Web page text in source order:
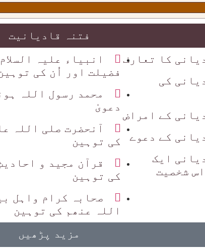
فتنہ قادیانیت
کا تعارف
کی
کے امراض
کے دعوے
ایک
شخصیت
انبیاء علیہ
فضیلت اور اُن کی
محمد رسول اللہ
دعویٰٰ
آنحضرت صلی اللہ
کی توہین
قرآن مجید و
کی توہین
صحابہ کرام واہل
اللہ عنھم کی توہین
مزید پڑھیں